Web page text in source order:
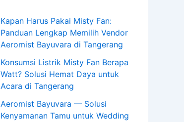
Kapan Harus Pakai Misty Fan:
Panduan Lengkap Memilih Vendor
Aeromist Bayuvara di Tangerang
Konsumsi Listrik Misty Fan Berapa
Watt? Solusi Hemat Daya untuk
Acara di Tangerang
Aeromist Bayuvara — Solusi
Kenyamanan Tamu untuk Wedding